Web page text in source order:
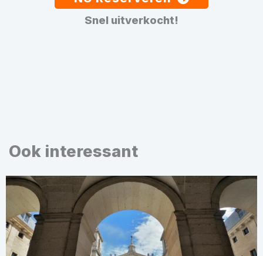
Snel uitverkocht!
Ook interessant